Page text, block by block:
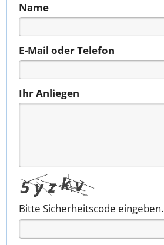
Name
E-Mail oder Telefon
Ihr Anliegen
Bitte Sicherheitscode eingeben.